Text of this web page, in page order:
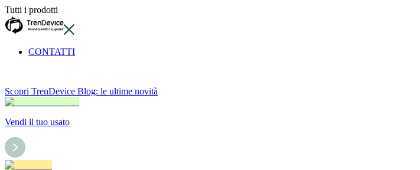
Tutti i prodotti
CONTATTI
Scopri TrenDevice Blog: le ultime novità
Vendi il tuo usato